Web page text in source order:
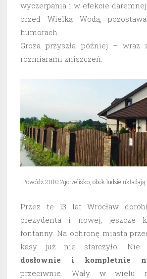
wyczerpania i w efekcie
przed Wielką Wodą,
humorach.
Groza przyszła później –
rozmiarami zniszczeń.
Powódź 2010 Zgorzelisko, obok ludzie
Przez te 13 lat Wrocław
prezydenta i nowej, jeszcze
fontanny. Na ochronę miasta
kasy już nie starczyło. Nie
dosłownie i kompletnie
przeciwnie. Wały w wielu